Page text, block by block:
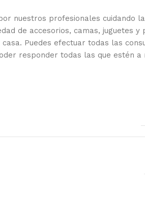
nuestros profesionales cuidando
de accesorios, camas, juguetes y
Puedes efectuar todas las
responder todas las que estén a